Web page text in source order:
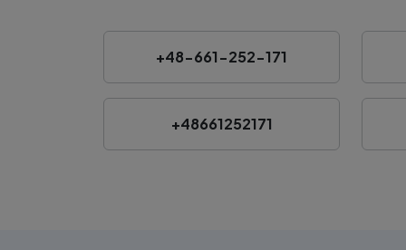
+48-661-252-171
+48661252171